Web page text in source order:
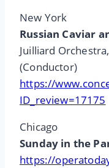
New York
Russian Caviar
Juilliard
(Conductor)
https://
ID_review=17175
Chicago
Sunday in the
https://